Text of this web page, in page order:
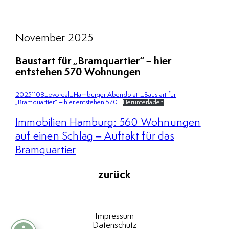
November 2025
Baustart für „Bramquartier“ – hier
entstehen 570 Wohnungen
20251108_evoreal_Hamburger Abendblatt_Baustart für
„Bramquartier“ – hier entstehen 570
Herunterladen
Immobilien Hamburg: 560 Wohnungen
auf einen Schlag – Auftakt für das
Bramquartier
zurück
Impressum
Datenschutz